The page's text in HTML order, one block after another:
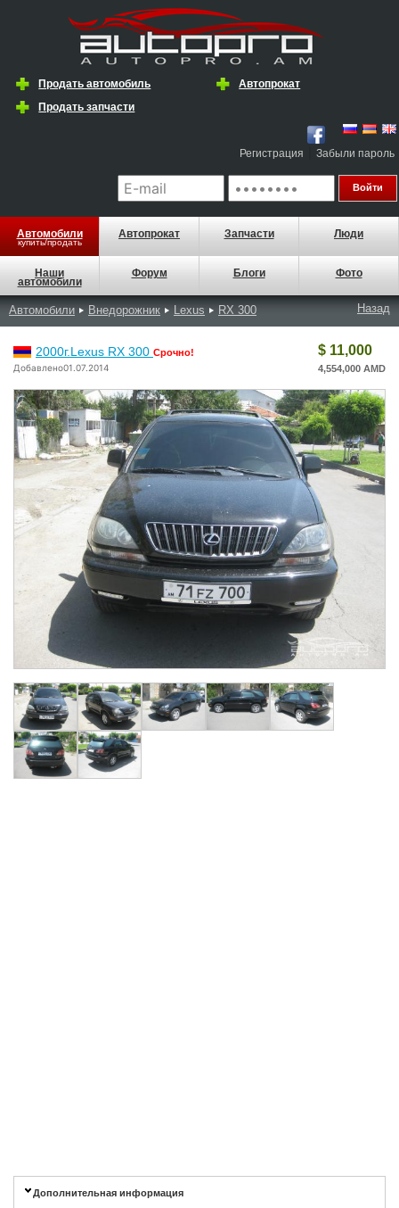
Продать автомобиль
Автопрокат
Продать запчасти
Регистрация Забыли пароль
Автомобили
купить/продать
Автопрокат Запчасти Люди
Наши
автомобили
Форум Блоги Фото
Автомобили Внедорожник Lexus RX 300 Назад
2000г.Lexus RX 300 Срочно!
Добавлено01.07.2014
$ 11,000
4,554,000 AMD
Дополнительная информация